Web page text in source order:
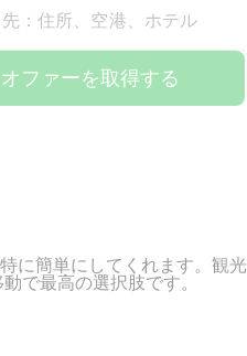
：住所、空港、ホテル
オファーを取得する
に簡単にしてくれます。観光
で最高の選択肢です。